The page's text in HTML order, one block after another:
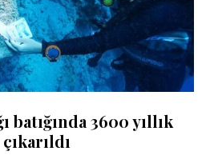
batığında 3600 yıllık